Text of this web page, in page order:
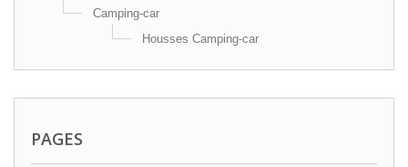
Camping-car
Housses Camping-car
PAGES